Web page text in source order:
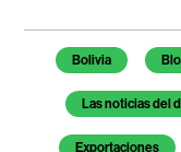
Temas de este
Bolivia
Las noticias del
Exportaciones